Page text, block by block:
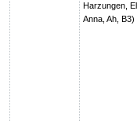
Harzungen,
Anna, Ah, B3)